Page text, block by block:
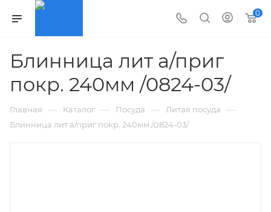
0
Блинница лит а/приг
покр. 240мм /0824-03/
Главная — Каталог — Посуда — Литая посуда —
Блинница лит а/приг покр. 240мм /0824-03/